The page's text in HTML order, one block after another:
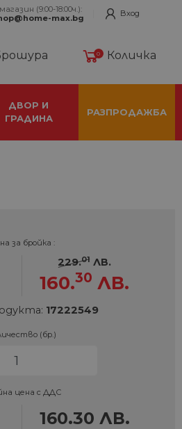
(9:00-18:00ч.):
max.bg
Вход
0 Количка
ДВОР И
ГРАДИНА
РАЗПРОДАЖБА
за бройка :
229.01 ЛВ.
160.30 ЛВ.
17222549
(бр.)
цена с ДДС
160.30 ЛВ.